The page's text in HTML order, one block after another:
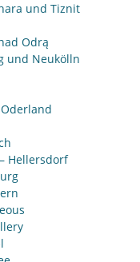
und Tiznit
Odrą
und Neukölln
Hellersdorf